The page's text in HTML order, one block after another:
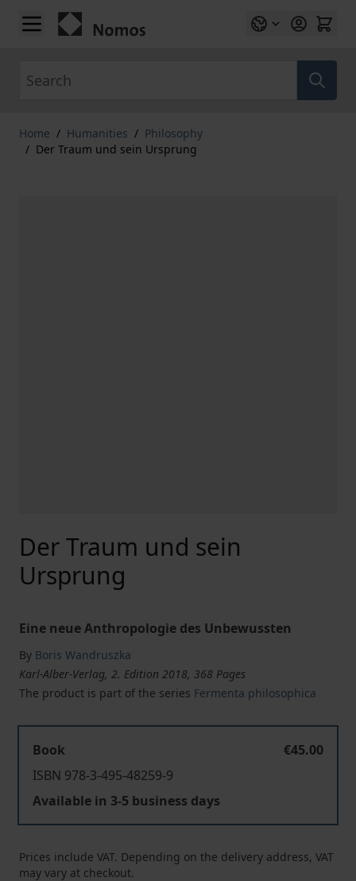
Skip to Content
Home / Humanities / Philosophy
/ Der Traum und sein Ursprung
Der Traum und sein
Ursprung
Eine neue Anthropologie des Unbewussten
By Boris Wandruszka
Karl-Alber-Verlag, 2. Edition 2018, 368 Pages
The product is part of the series Fermenta philosophica
Book
€45.00
ISBN 978-3-495-48259-9
Available in 3-5 business days
Prices include VAT. Depending on the delivery address, VAT
may vary at checkout.